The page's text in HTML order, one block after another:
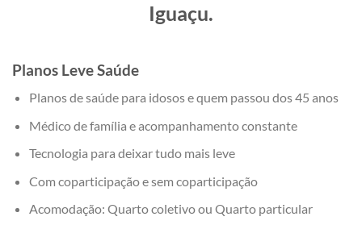
Iguaçu.
Planos Leve Saúde
Planos de saúde para idosos e quem passou dos 45 anos
Médico de família e acompanhamento constante
Tecnologia para deixar tudo mais leve
Com coparticipação e sem coparticipação
Acomodação: Quarto coletivo ou Quarto particular